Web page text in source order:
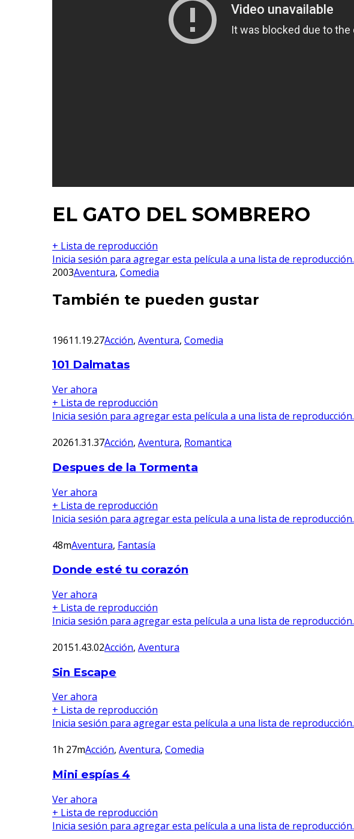
EL GATO DEL SOMBRERO
+ Lista de reproducción
Inicia sesión para agregar esta película a una lista de reproducción.
2003Aventura, Comedia
También te pueden gustar
1961 1.19.27Acción, Aventura, Comedia
101 Dalmatas
Ver ahora
+ Lista de reproducción
Inicia sesión para agregar esta película a una lista de reproducción.
20261.31.37Acción, Aventura, Romantica
Despues de la Tormenta
Ver ahora
+ Lista de reproducción
Inicia sesión para agregar esta película a una lista de reproducción.
48mAventura, Fantasía
Donde esté tu corazón
Ver ahora
+ Lista de reproducción
Inicia sesión para agregar esta película a una lista de reproducción.
20151.43.02Acción, Aventura
Sin Escape
Ver ahora
+ Lista de reproducción
Inicia sesión para agregar esta película a una lista de reproducción.
1h 27mAcción, Aventura, Comedia
Mini espías 4
Ver ahora
+ Lista de reproducción
Inicia sesión para agregar esta película a una lista de reproducción.